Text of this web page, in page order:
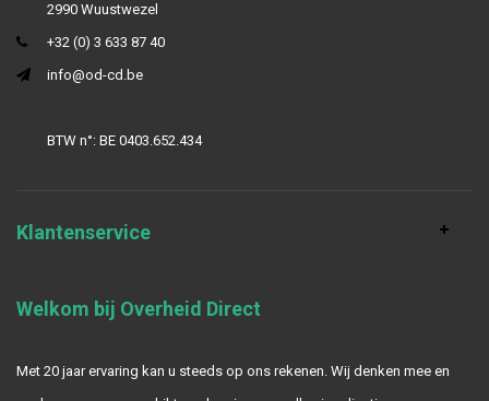
2990 Wuustwezel
+32 (0) 3 633 87 40
info@od-cd.be
BTW n°: BE 0403.652.434
Klantenservice
Welkom bij Overheid Direct
Met 20 jaar ervaring kan u steeds op ons rekenen. Wij denken mee en